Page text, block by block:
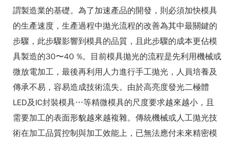
謂製造業的基礎。為了加速產品的開發，則必須加快模具
的生產速度，生產過程中拋光流程的改善為其中最關鍵的
步驟，此步驟影響到模具的品質，且此步驟的成本更佔模
具製造的30〜40 %。目前模具拋光的流程是先利用機械或
微放電加工，最後再利用人力進行手工拋光，人員培養及
傳承不易，容易造成技術流失。由於高亮度發光二極體
LED及IC封裝模具…等精微模具的尺度要求越來越小，且
需要加工的表面形貌越來越複雜。傳統機械或人工拋光技
術在加工品質控制與加工效能上，已無法應付未來精密模